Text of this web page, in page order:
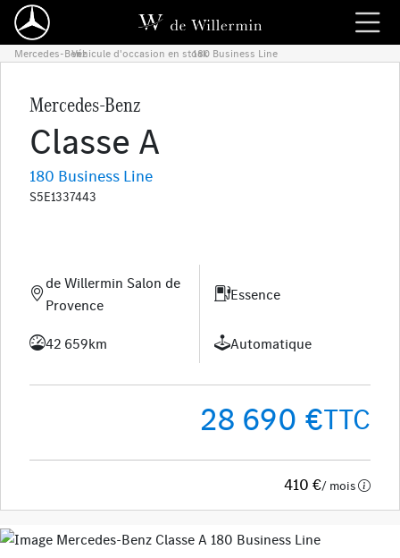
Mercedes-Benz
›
Véhicule d'occasion en stock
›
180 Business Line
Mercedes-Benz
Classe A
180 Business Line
S5E1337443
de Willermin Salon de
Provence
Essence
42 659km Automatique
28 690 €TTC
410 €/ mois